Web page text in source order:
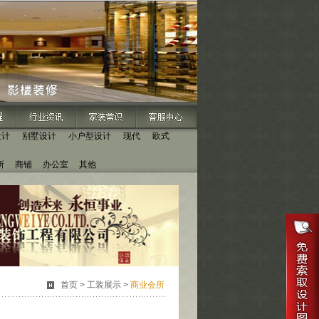
别墅设计 小户型设计 现代 欧式
商铺 办公室 其他
首页> 工装展示> 商业会所